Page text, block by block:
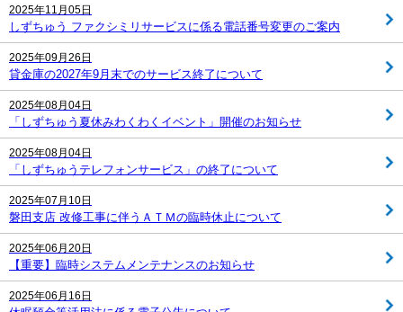
2025年11月05日
しずちゅう ファクシミリサービスに係る電話番号変更のご案内
2025年09月26日
貸金庫の2027年9月末でのサービス終了について
2025年08月04日
「しずちゅう夏休みわくわくイベント」開催のお知らせ
2025年08月04日
「しずちゅうテレフォンサービス」の終了について
2025年07月10日
磐田支店 改修工事に伴うＡＴＭの臨時休止について
2025年06月20日
【重要】臨時システムメンテナンスのお知らせ
2025年06月16日